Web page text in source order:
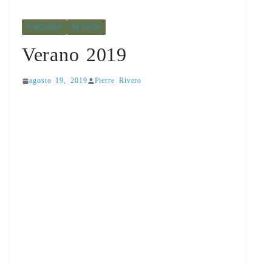
PORTADAS REVISTA
Verano 2019
agosto 19, 2019 Pierre Rivero